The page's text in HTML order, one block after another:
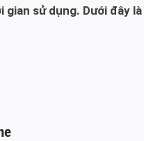
sử dụng. Dưới đây